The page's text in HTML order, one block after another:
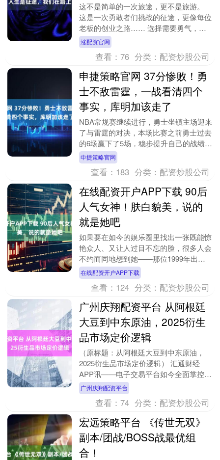
这不是简单的一次旅途，更不是旅游。
这是一次勇敢者们挑战的征途，更像每位
老板的创业之路…… 选择需要勇气，放
弃更需要勇气！ 每位老板在创业的路上
不正像这玄奘取经....
涨配资官网
查看：76 分类： 配资炒股公司
申捷策略官网 37分惨败！勇
士不敌雷霆，一战看清四个
事实，库明加该走了
NBA常规赛继续进行，勇士坐镇主场迎来
了与雷霆的对决，本场比赛之前勇士过去
的6场赢下了5场，稳步提升自己的战绩。
但是本场比赛面对联盟第一的雷霆，比赛
的结果是可想....
申捷策略官网
查看： 183 分类： 配资炒股公司
在线配资开户APP下载 90后
人气女神！肤白貌美，说的
就是她吧
如果要在如今的娱乐圈里找出一张既能惊
艳众人、又让人过目不忘的脸，很多人会
不约而同地想到她——那位1999年出
生，早在2018年就以19岁之龄踏入演艺
圈的年轻女星....
在线配资开户APP下载
查看： 124 分类： 配资炒股公司
广州庆翔配资平台 从阿根廷
大豆到中东原油，2025衍生
品市场定价逻辑
（原标题：从阿根廷大豆到中东原油，
2025衍生品市场定价逻辑） 汇通财经
APP讯——电子交易平台如今全面掌控市
场交易流，美国商品期货交易委员会
（CFTC）的数据....
广州庆翔配资平台
查看：74 分类： 配资炒股公司
宏远策略平台 《传世无双》
副本/团战/BOSS战最优组
合！